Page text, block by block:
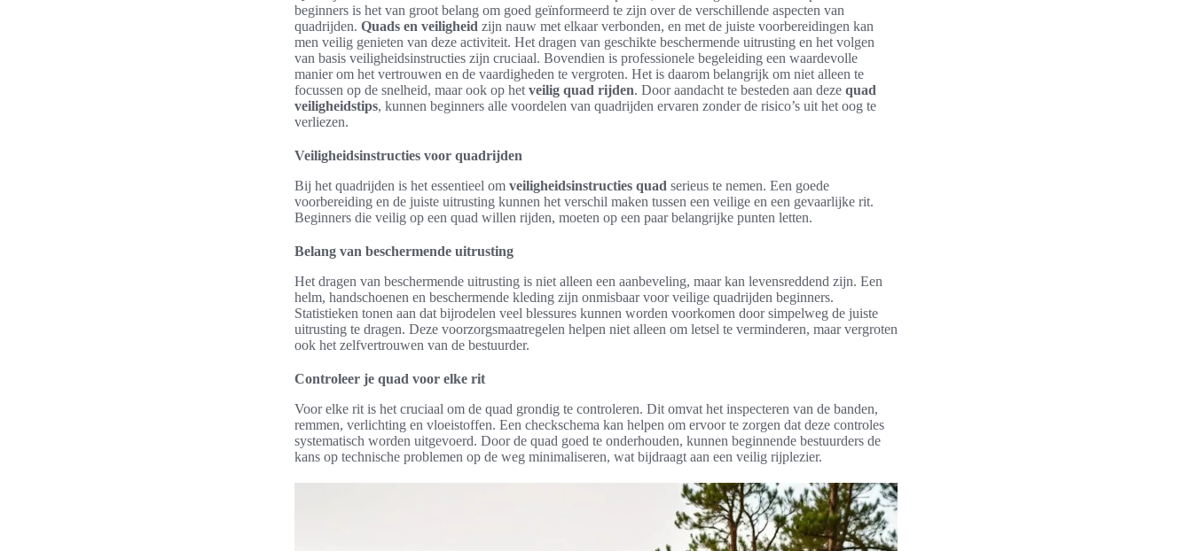
beginners is het van groot belang om goed geïnformeerd te zijn over de verschillende aspecten van
quadrijden. Quads en veiligheid zijn nauw met elkaar verbonden, en met de juiste voorbereidingen kan
men veilig genieten van deze activiteit. Het dragen van geschikte beschermende uitrusting en het volgen
van basis veiligheidsinstructies zijn cruciaal. Bovendien is professionele begeleiding een waardevolle
manier om het vertrouwen en de vaardigheden te vergroten. Het is daarom belangrijk om niet alleen te
focussen op de snelheid, maar ook op het veilig quad rijden. Door aandacht te besteden aan deze quad
veiligheidstips, kunnen beginners alle voordelen van quadrijden ervaren zonder de risico’s uit het oog te
verliezen.
Veiligheidsinstructies voor quadrijden
Bij het quadrijden is het essentieel om veiligheidsinstructies quad serieus te nemen. Een goede
voorbereiding en de juiste uitrusting kunnen het verschil maken tussen een veilige en een gevaarlijke rit.
Beginners die veilig op een quad willen rijden, moeten op een paar belangrijke punten letten.
Belang van beschermende uitrusting
Het dragen van beschermende uitrusting is niet alleen een aanbeveling, maar kan levensreddend zijn. Een
helm, handschoenen en beschermende kleding zijn onmisbaar voor veilige quadrijden beginners.
Statistieken tonen aan dat bijrodelen veel blessures kunnen worden voorkomen door simpelweg de juiste
uitrusting te dragen. Deze voorzorgsmaatregelen helpen niet alleen om letsel te verminderen, maar vergroten
ook het zelfvertrouwen van de bestuurder.
Controleer je quad voor elke rit
Voor elke rit is het cruciaal om de quad grondig te controleren. Dit omvat het inspecteren van de banden,
remmen, verlichting en vloeistoffen. Een checkschema kan helpen om ervoor te zorgen dat deze controles
systematisch worden uitgevoerd. Door de quad goed te onderhouden, kunnen beginnende bestuurders de
kans op technische problemen op de weg minimaliseren, wat bijdraagt aan een veilig rijplezier.